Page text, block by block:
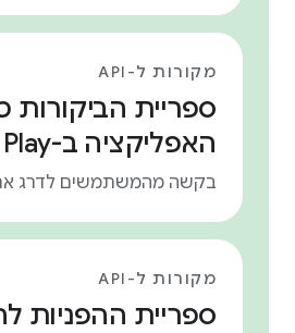
מקורות ל-API
ספריית הביקורות
האפליקציה ב-Play
בקשה מהמשתמשים לדרג
מקורות ל-API
ספריית ההפניות